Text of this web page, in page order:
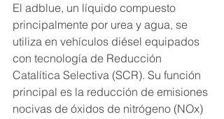
El adblue, un líquido compuesto
principalmente por urea y agua, se
utiliza en vehículos diésel equipados
con tecnología de Reducción
Catalítica Selectiva (SCR). Su función
principal es la reducción de emisiones
nocivas de óxidos de nitrógeno (NOx)